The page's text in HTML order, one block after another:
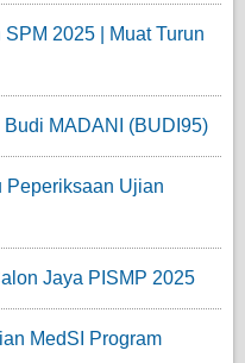
2025 | Muat Turun
MADANI (BUDI95)
Peperiksaan Ujian
Jaya PISMP 2025
MedSI Program